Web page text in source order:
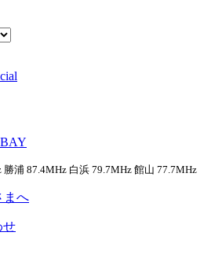
浦 87.4MHz 白浜 79.7MHz 館山 77.7MHz
まへ
せ